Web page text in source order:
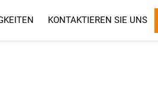
KONTAKTIEREN SIE UNS